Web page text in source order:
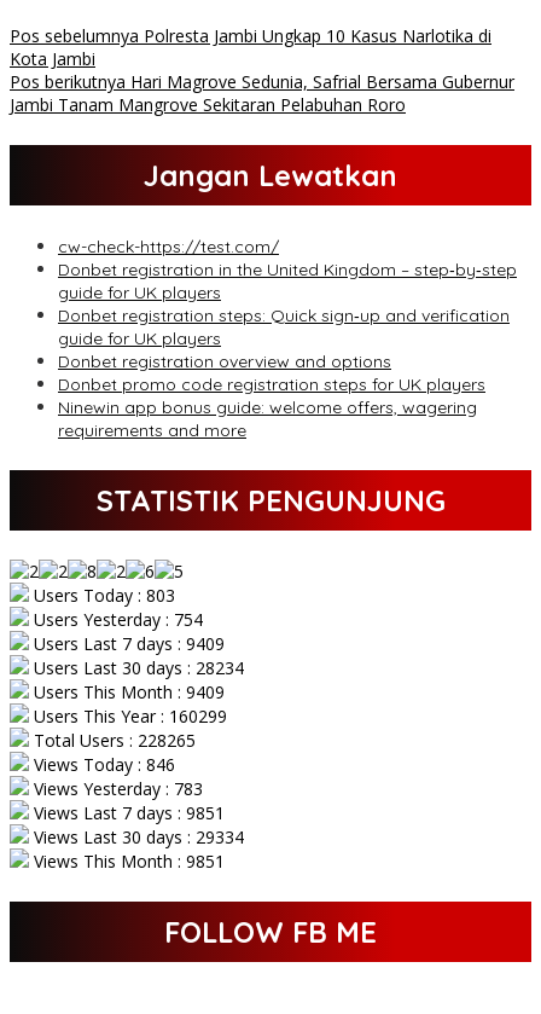
Pos sebelumnya Polresta Jambi Ungkap 10 Kasus Narlotika di
Kota Jambi
Pos berikutnya Hari Magrove Sedunia, Safrial Bersama Gubernur
Jambi Tanam Mangrove Sekitaran Pelabuhan Roro
Jangan Lewatkan
cw-check-https://test.com/
Donbet registration in the United Kingdom – step‑by‑step
guide for UK players
Donbet registration steps: Quick sign‑up and verification
guide for UK players
Donbet registration overview and options
Donbet promo code registration steps for UK players
Ninewin app bonus guide: welcome offers, wagering
requirements and more
STATISTIK PENGUNJUNG
Users Today : 803
Users Yesterday : 754
Users Last 7 days : 9409
Users Last 30 days : 28234
Users This Month : 9409
Users This Year : 160299
Total Users : 228265
Views Today : 846
Views Yesterday : 783
Views Last 7 days : 9851
Views Last 30 days : 29334
Views This Month : 9851
FOLLOW FB ME